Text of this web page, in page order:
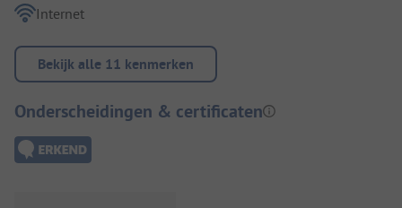
Internet
Bekijk alle 11 kenmerken
Onderscheidingen & certificaten